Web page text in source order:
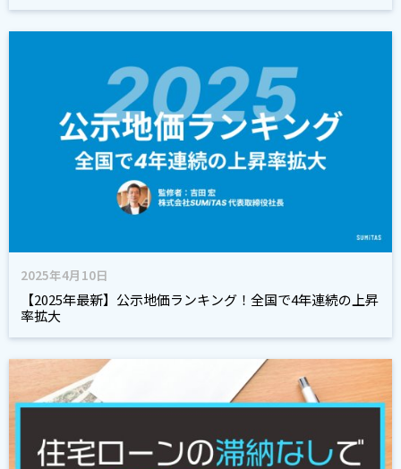
2025年4月10日
【2025年最新】公示地価ランキング！全国で4年連続の上昇
率拡大